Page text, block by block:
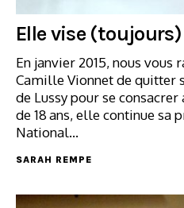
Elle vise
En janvier 2015, nous vous
Camille Vionnet de quitter
de Lussy pour se consacrer
de 18 ans, elle continue sa
National…
SARAH REMPE